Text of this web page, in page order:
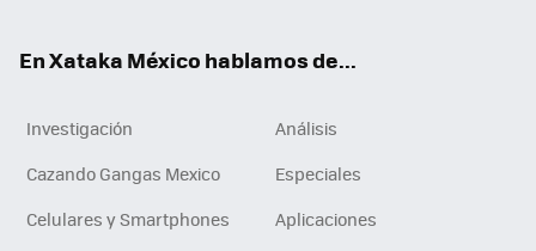
En Xataka México hablamos de...
Investigación
Análisis
Cazando Gangas Mexico
Especiales
Celulares y Smartphones
Aplicaciones